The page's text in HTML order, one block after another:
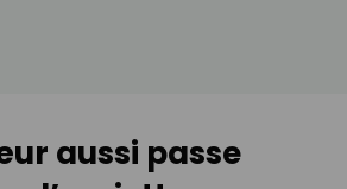
aussi passe